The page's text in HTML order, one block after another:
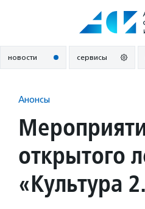
новости сервисы
Анонсы
открытого
«Культура